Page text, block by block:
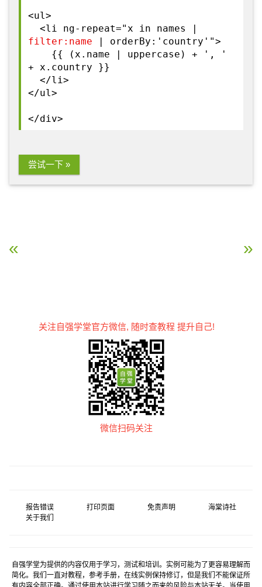
<ul>
<li ng-repeat="x in names |
filter:name | orderBy:'country'">
{{ (x.name | uppercase) + ', '
+ x.country }}
</li>
</ul>
</div>
尝试一下 »
« AngularJS 控制器 AngularJS Http »
关注自强学堂官方微信, 随时查教程 提升自己!
微信扫码关注
报告错误 打印页面 免责声明
海棠诗社
关于我们
自强学堂为提供的内容仅用于学习，测试和培训。实例可能为了更容易理解而
简化。我们一直对教程，参考手册，在线实例保持修订，但是我们不能保证所